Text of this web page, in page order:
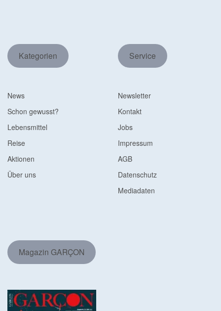
Kategorien
News
Schon gewusst?
Lebensmittel
Reise
Aktionen
Über uns
Service
Newsletter
Kontakt
Jobs
Impressum
AGB
Datenschutz
Mediadaten
Magazin GARÇON